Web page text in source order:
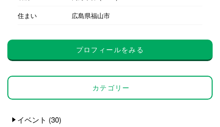
住まい
広島県福山市
プロフィールをみる
カテゴリー
イベント (30)